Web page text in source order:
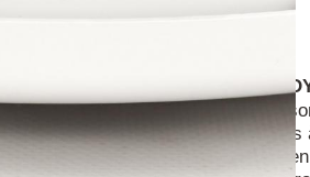
mouvement
réglable jusqu'à 8 m et
la durée d'éclairage de 10
optimales. Ce luminaire économe